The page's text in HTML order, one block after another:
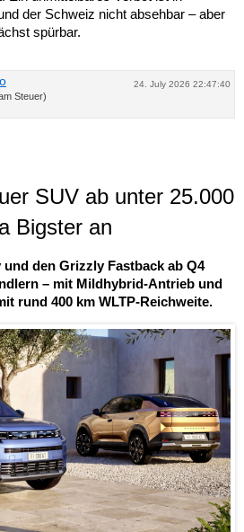
der Schweiz nicht absehbar – aber
spürbar.
24. July 2026 22:47:40
Steuer)
SUV ab unter 25.000
Bigster an
den Grizzly Fastback ab Q4
– mit Mildhybrid-Antrieb und
rund 400 km WLTP-Reichweite.